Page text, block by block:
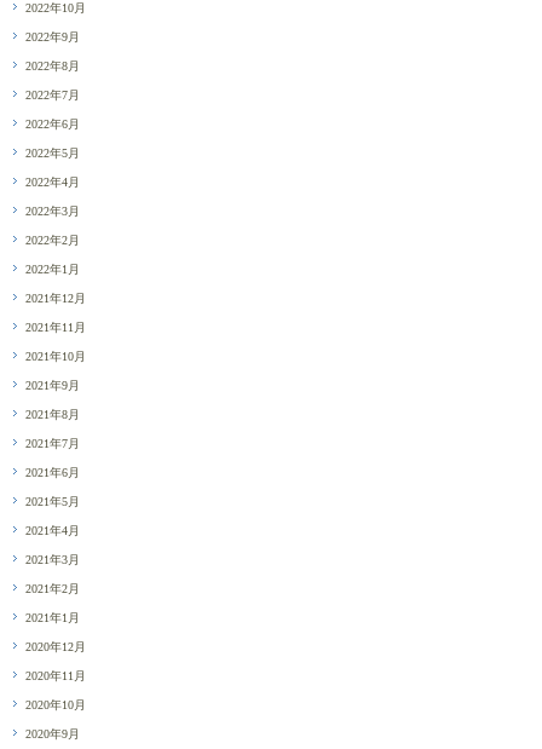
2022年10月
2022年9月
2022年8月
2022年7月
2022年6月
2022年5月
2022年4月
2022年3月
2022年2月
2022年1月
2021年12月
2021年11月
2021年10月
2021年9月
2021年8月
2021年7月
2021年6月
2021年5月
2021年4月
2021年3月
2021年2月
2021年1月
2020年12月
2020年11月
2020年10月
2020年9月